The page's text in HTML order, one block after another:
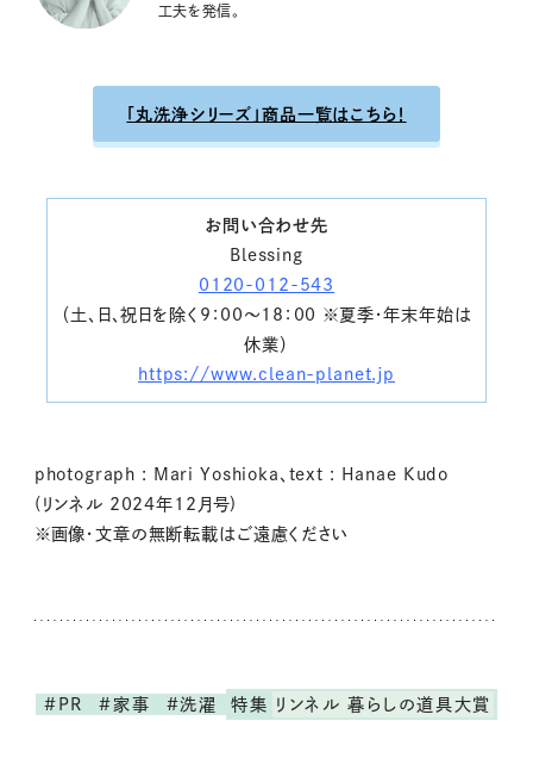
工夫を発信。
「丸洗浄シリーズ」商品一覧はこちら！
お問い合わせ先
Blessing
0120-012-543
（土、日、祝日を除く9：00～18：00 ※夏季・年末年始は
休業）
https://www.clean-planet.jp
photograph : Mari Yoshioka、text : Hanae Kudo
(リンネル 2024年12月号)
※画像・文章の無断転載はご遠慮ください
#PR #家事 #洗濯 特集 リンネル 暮らしの道具大賞